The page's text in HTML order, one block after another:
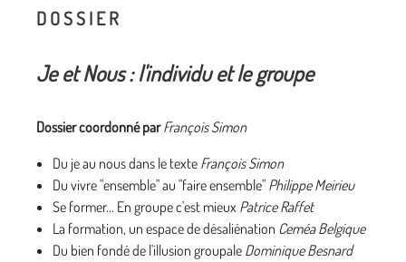
D O S S I E R
Je et Nous : l'individu et le groupe
Dossier coordonné par François Simon
Du je au nous dans le texte François Simon
Du vivre "ensemble" au "faire ensemble" Philippe Meirieu
Se former... En groupe c'est mieux Patrice Raffet
La formation, un espace de désaliénation Ceméa Belgique
Du bien fondé de l'illusion groupale Dominique Besnard